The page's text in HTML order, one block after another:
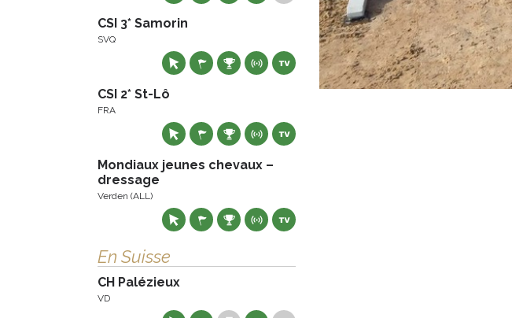
CSI 3* Samorin
SVQ
CSI 2* St-Lô
FRA
Mondiaux jeunes chevaux –
dressage
Verden (ALL)
En Suisse
CH Palézieux
VD